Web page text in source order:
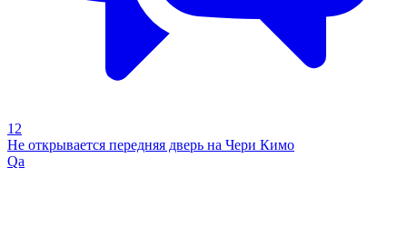
12
Не открывается передняя дверь на Чери Кимо
Qa